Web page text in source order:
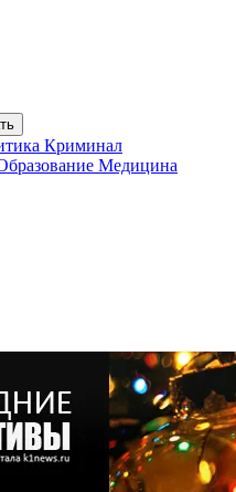
Криминал
Медицина